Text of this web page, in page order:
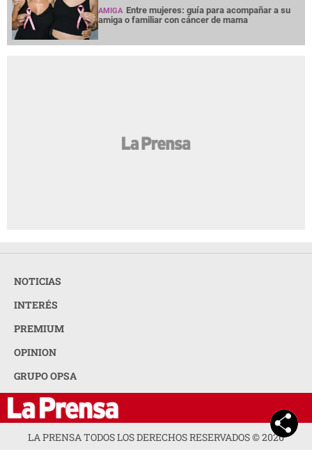
AMIGA Entre mujeres: guía para acompañar a su
amiga o familiar con cáncer de mama
NOTICIAS
INTERÉS
PREMIUM
OPINION
GRUPO OPSA
LA PRENSA TODOS LOS DERECHOS RESERVADOS ©2026